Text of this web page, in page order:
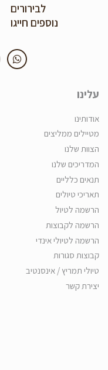
לבירורים
נוספים חייגו
עלינו
אודותינו
מטיילים ממליצים
הצוות שלנו
המדריכים שלנו
תנאים כלליים
תאריכי טיולים
הרשמה לטיול
הרשמה לקבוצות
הרשמה לטיולי אינדי
קבוצות סגורות
טיולי תמריץ / אינסנטיב
יצירת קשר